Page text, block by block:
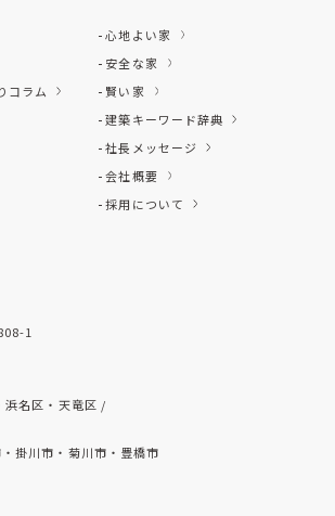
コラム
心地よい家
安全な家
賢い家
建築キーワード辞典
社長メッセージ
会社概要
採用について
1
浜名区・天竜区 /
掛川市・菊川市・豊橋市